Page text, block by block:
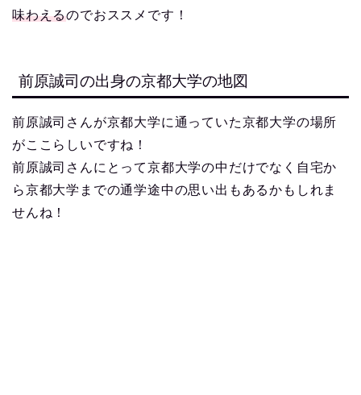
味わえるのでおススメです！
前原誠司の出身の京都大学の地図
前原誠司さんが京都大学に通っていた京都大学の場所
がここらしいですね！
前原誠司さんにとって京都大学の中だけでなく自宅か
ら京都大学までの通学途中の思い出もあるかもしれま
せんね！